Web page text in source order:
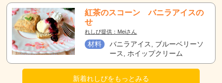
紅茶のスコーン バニラアイスの
せ
れしぴ提供：Meiさん
材料
バニラアイス, ブルーベリーソ
ース, ホイップクリーム
新着れしぴをもっとみる